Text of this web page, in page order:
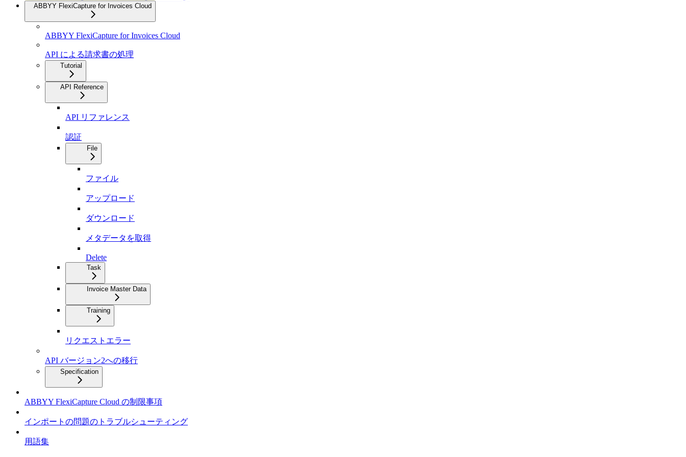
ABBYY FlexiCapture for Invoices Cloud
ABBYY FlexiCapture for Invoices Cloud
API による請求書の処理
Tutorial
API Reference
API リファレンス
認証
File
ファイル
アップロード
ダウンロード
メタデータを取得
Delete
Task
Invoice Master Data
Training
リクエストエラー
API バージョン2への移行
Specification
ABBYY FlexiCapture Cloud の制限事項
インポートの問題のトラブルシューティング
用語集